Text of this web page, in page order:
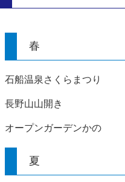
春
石船温泉さくらまつり
長野山山開き
オープンガーデンかの
夏